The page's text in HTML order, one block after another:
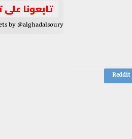
تابعونا على
by @alghadalsoury